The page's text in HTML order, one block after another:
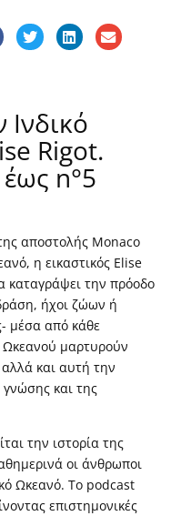
Rigot.
n°5
αποστολής Monaco
η εικαστικός Elise
καταγράψει την πρόοδο
ήχοι ζώων ή
μέσα από κάθε
Ωκεανού μαρτυρούν
και αυτή την
και της
την ιστορία της
οι άνθρωποι
Ωκεανό. Το podcast
επιστημονικές